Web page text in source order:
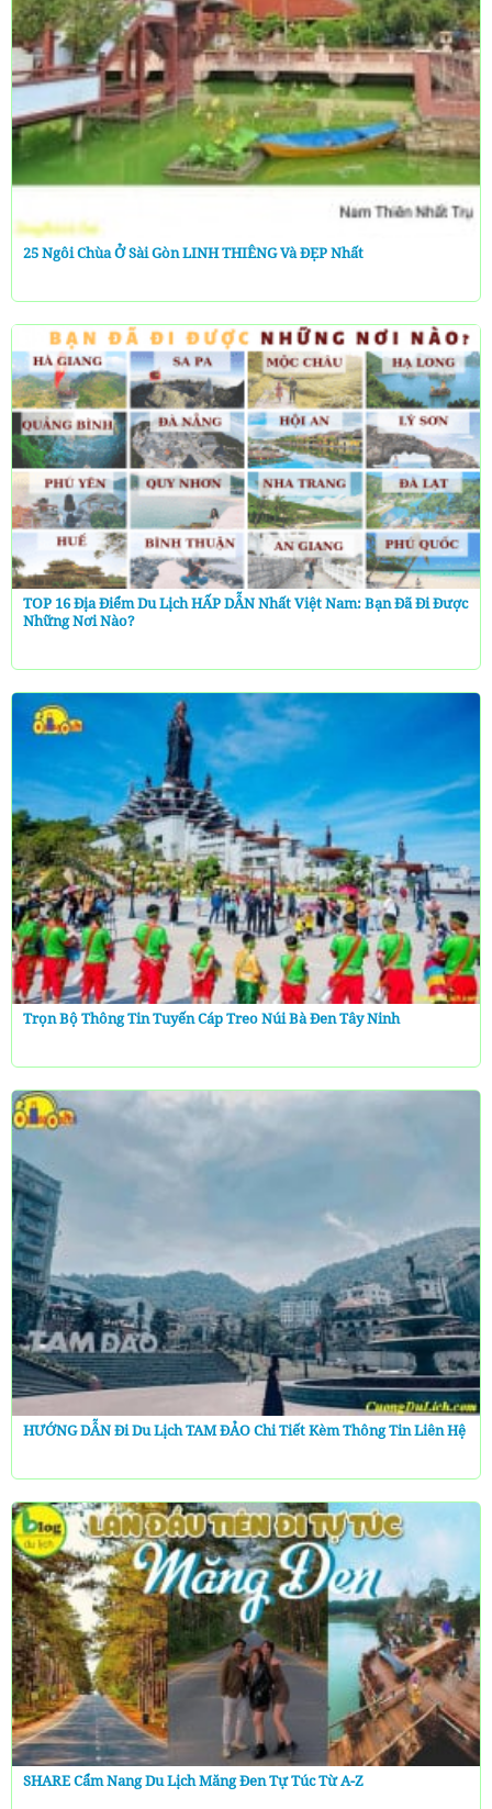
25 Ngôi Chùa Ở Sài Gòn LINH THIÊNG Và ĐẸP Nhất
TOP 16 Địa Điểm Du Lịch HẤP DẪN Nhất Việt Nam: Bạn Đã Đi Được
Những Nơi Nào?
Trọn Bộ Thông Tin Tuyến Cáp Treo Núi Bà Đen Tây Ninh
HƯỚNG DẪN Đi Du Lịch TAM ĐẢO Chi Tiết Kèm Thông Tin Liên Hệ
SHARE Cẩm Nang Du Lịch Măng Đen Tự Túc Từ A-Z